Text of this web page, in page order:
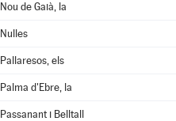
Nou de Gaià, la
Nulles
Pallaresos, els
Palma d'Ebre, la
Passanant i Belltall